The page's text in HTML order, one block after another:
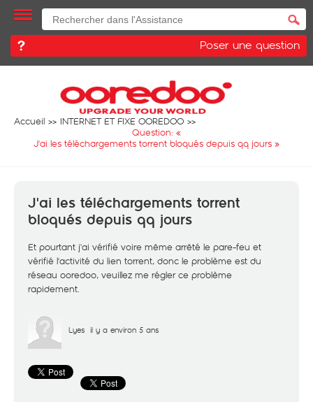
Poser une question
Accueil
INTERNET ET FIXE OOREDOO
Question: «
J'ai les téléchargements torrent bloqués depuis qq jours »
J'ai les téléchargements torrent
bloqués depuis qq jours
Et pourtant j'ai vérifié voire même arrêté le pare-feu et
vérifié l'activité du lien torrent, donc le problème est du
réseau ooredoo, veuillez me régler ce problème
rapidement.
Lyes il y a environ 5 ans